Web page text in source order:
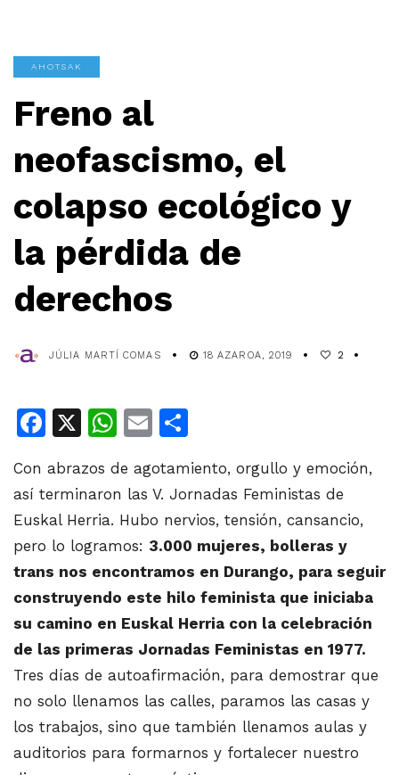
AHOTSAK
Freno al
neofascismo, el
colapso ecológico y
la pérdida de
derechos
JÚLIA MARTÍ COMAS 18 AZAROA, 2019 2
Facebook
X WhatsApp
Email
Con abrazos de agotamiento, orgullo y emoción,
así terminaron las V. Jornadas Feministas de
Euskal Herria. Hubo nervios, tensión, cansancio,
pero lo logramos: 3.000 mujeres, bolleras y
trans nos encontramos en Durango, para seguir
construyendo este hilo feminista que iniciaba
su camino en Euskal Herria con la celebración
de las primeras Jornadas Feministas en 1977.
Tres días de autoafirmación, para demostrar que
no solo llenamos las calles, paramos las casas y
los trabajos, sino que también llenamos aulas y
auditorios para formarnos y fortalecer nuestro